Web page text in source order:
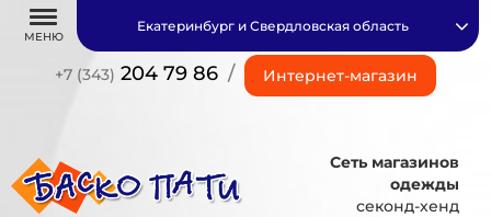
МЕНЮ
+7 (343) 204 79 86 / Интернет-магазин
Екатеринбург и Свердловская область
Сеть магазинов
одежды
секонд-хенд